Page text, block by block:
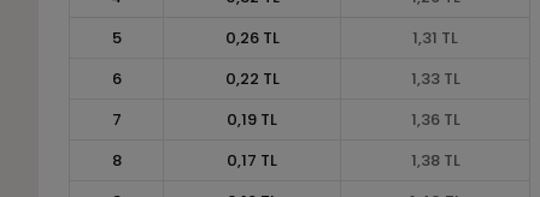
5
0,26 TL
1,31 TL
6
0,22 TL
1,33 TL
7
0,19 TL
1,36 TL
8
0,17 TL
1,38 TL